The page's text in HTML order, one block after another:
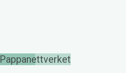
Pappanettverket